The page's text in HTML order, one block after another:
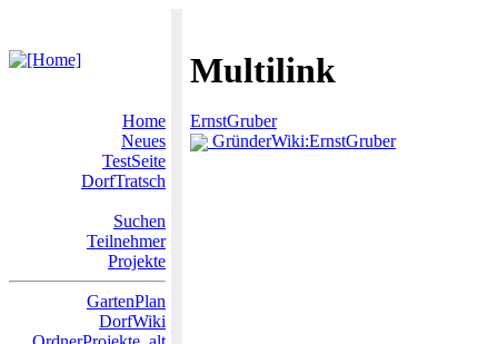
Multilink
Home
Neues
TestSeite
DorfTratsch
Suchen
Teilnehmer
Projekte
GartenPlan
DorfWiki
ErnstGruber
GründerWiki:ErnstGruber